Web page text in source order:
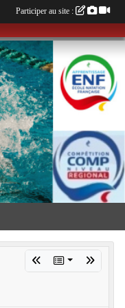
Participer au site :